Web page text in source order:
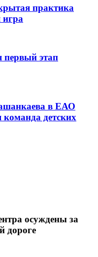
практика
игра
первый этап
в ЕАО
команда детских
осуждены за
дороге